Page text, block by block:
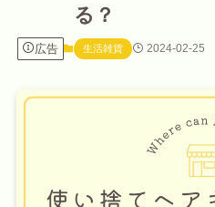
る？
広告 生活雑貨 2024-02-25